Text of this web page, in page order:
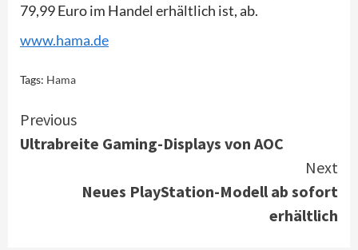
79,99 Euro im Handel erhältlich ist, ab.
www.hama.de
Tags: Hama
Continue
Reading
Previous
Ultrabreite Gaming-Displays von AOC
Next
Neues PlayStation-Modell ab sofort
erhältlich